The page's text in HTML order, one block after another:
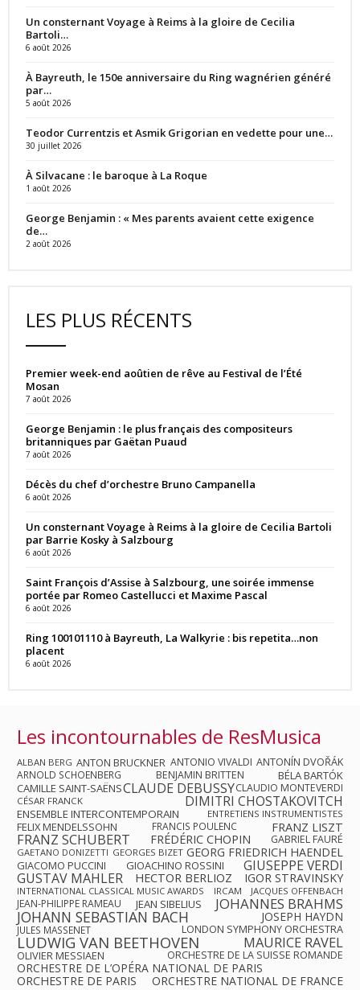
Un consternant Voyage à Reims à la gloire de Cecilia
Bartoli…
6 août 2026
À Bayreuth, le 150e anniversaire du Ring wagnérien généré
par…
5 août 2026
Teodor Currentzis et Asmik Grigorian en vedette pour une…
30 juillet 2026
À Silvacane : le baroque à La Roque
1 août 2026
George Benjamin : « Mes parents avaient cette exigence
de…
2 août 2026
LES PLUS RÉCENTS
Premier week-end aoûtien de rêve au Festival de l’Été
Mosan
7 août 2026
George Benjamin : le plus français des compositeurs
britanniques par Gaëtan Puaud
7 août 2026
Décès du chef d’orchestre Bruno Campanella
6 août 2026
Un consternant Voyage à Reims à la gloire de Cecilia Bartoli
par Barrie Kosky à Salzbourg
6 août 2026
Saint François d’Assise à Salzbourg, une soirée immense
portée par Romeo Castellucci et Maxime Pascal
6 août 2026
Ring 100101110 à Bayreuth, La Walkyrie : bis repetita…non
placent
6 août 2026
Les incontournables de ResMusica
ALBAN BERG ANTON BRUCKNER ANTONIO VIVALDI ANTONÍN DVOŘÁK
ARNOLD SCHOENBERG
BENJAMIN BRITTEN
BÉLA BARTÓK
CAMILLE SAINT-SAËNSCLAUDE DEBUSSYCLAUDIO MONTEVERDI
CÉSAR FRANCK DIMITRI CHOSTAKOVITCH
ENSEMBLE INTERCONTEMPORAIN ENTRETIENS INSTRUMENTISTES
FELIX MENDELSSOHN FRANCIS POULENC FRANZ LISZT
FRANZ SCHUBERT FRÉDÉRIC CHOPIN GABRIEL FAURÉ
GAETANO DONIZETTI GEORGES BIZET GEORG FRIEDRICH HAENDEL
GIACOMO PUCCINI GIOACHINO ROSSINI GIUSEPPE VERDI
GUSTAV MAHLER HECTOR BERLIOZ IGOR STRAVINSKY
INTERNATIONAL CLASSICAL MUSIC AWARDS IRCAM JACQUES OFFENBACH
JEAN-PHILIPPE RAMEAU JEAN SIBELIUS JOHANNES BRAHMS
JOHANN SEBASTIAN BACH JOSEPH HAYDN
JULES MASSENET LONDON SYMPHONY ORCHESTRA
LUDWIG VAN BEETHOVEN MAURICE RAVEL
OLIVIER MESSIAEN ORCHESTRE DE LA SUISSE ROMANDE
ORCHESTRE DE L’OPÉRA NATIONAL DE PARIS
ORCHESTRE DE PARIS
ORCHESTRE NATIONAL DE FRANCE